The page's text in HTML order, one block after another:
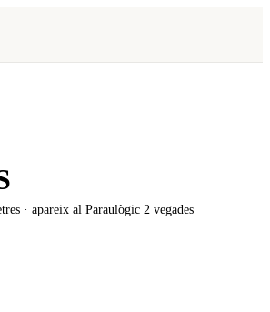
· apareix al Paraulògic 2 vegades